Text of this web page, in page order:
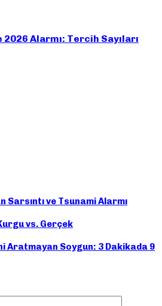
Alarmı: Tercih Sayıları
Sarsıntı ve Tsunami Alarmı
vs. Gerçek
Aratmayan Soygun: 3 Dakikada 9